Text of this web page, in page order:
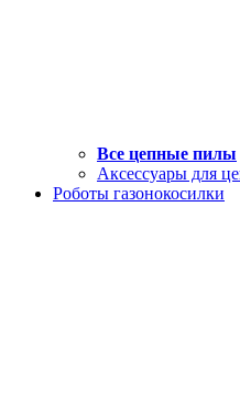
Все цепные пилы
Аксессуары для
Роботы газонокосилки